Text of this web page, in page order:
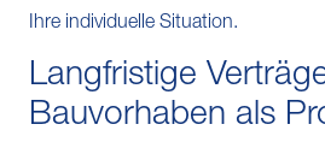
Ihre individuelle Situation.
Langfristige
Bauvorhaben als